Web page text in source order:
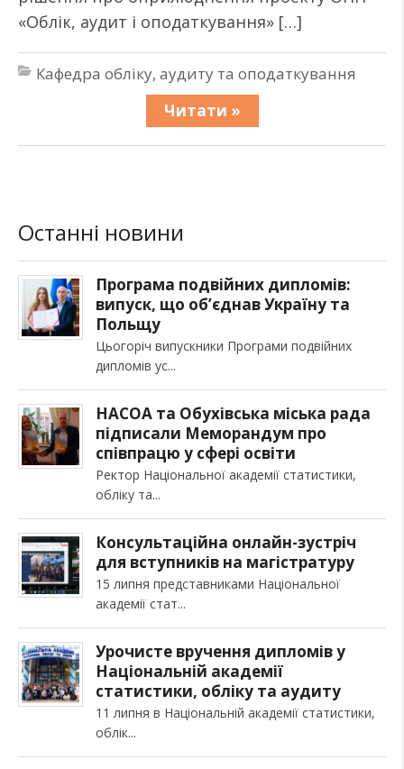
«Облік, аудит і оподаткування» […]
Кафедра обліку, аудиту та оподаткування
Читати »
Останні новини
Програма подвійних дипломів:
випуск, що об’єднав Україну та
Польщу
Цьогоріч випускники Програми подвійних
дипломів ус
НАСОА та Обухівська міська рада
підписали Меморандум про
співпрацю у сфері освіти
Ректор Національної академії статистики,
обліку та
Консультаційна онлайн-зустріч
для вступників на магістратуру
15 липня представниками Національної
академії стат
Урочисте вручення дипломів у
Національній академії
статистики, обліку та аудиту
11 липня в Національній академії статистики,
облік